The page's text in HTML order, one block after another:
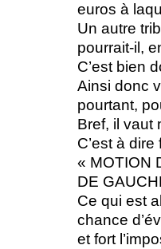
euros à
Un autre
pourrait-il,
C’est bien
Ainsi donc
pourtant,
Bref, il vaut
C’est à
« MOTION
DE
Ce qui est
chance
et fort